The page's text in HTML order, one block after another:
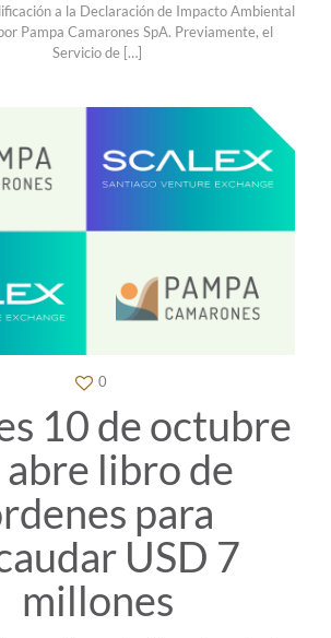
a la Declaración de Impacto Ambiental
Pampa Camarones SpA. Previamente, el
Servicio de […]
0
10 de octubre
abre libro de
para
USD 7
millones